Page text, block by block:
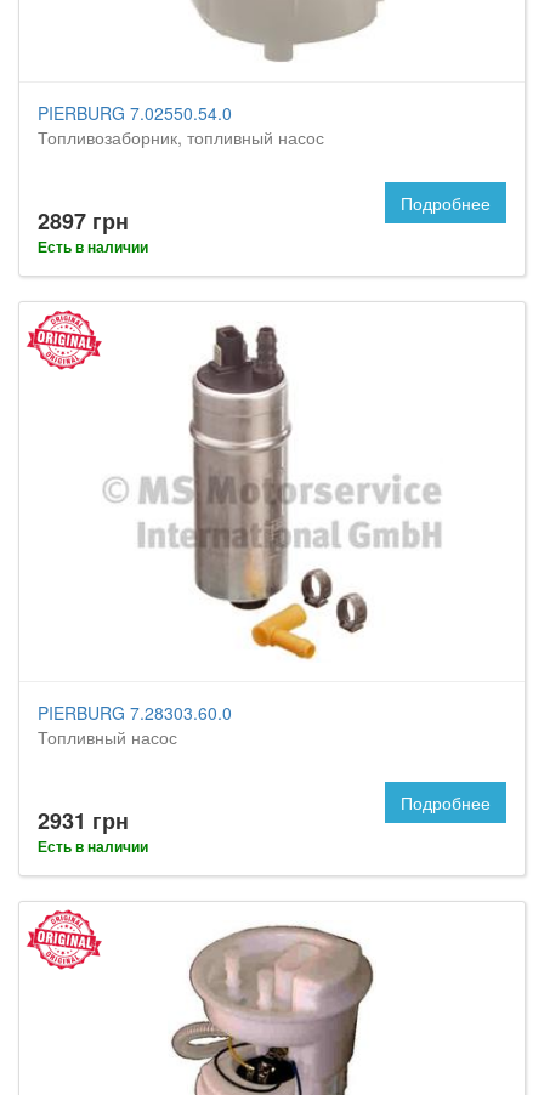
PIERBURG 7.02550.54.0
Топливозаборник, топливный насос
2897 грн
Есть в наличии
Подробнее
PIERBURG 7.28303.60.0
Топливный насос
2931 грн
Есть в наличии
Подробнее